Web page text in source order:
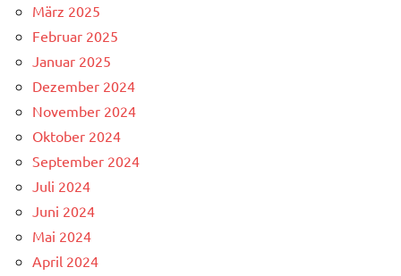
März 2025
Februar 2025
Januar 2025
Dezember 2024
November 2024
Oktober 2024
September 2024
Juli 2024
Juni 2024
Mai 2024
April 2024